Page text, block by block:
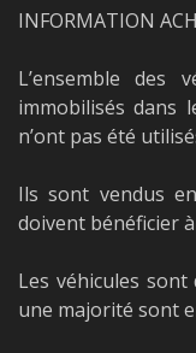
INFORMATION
L’ensemble des
immobilisés dans
n’ont pas été
Ils sont vendus
doivent bénéficier
Les véhicules
une majorité sont